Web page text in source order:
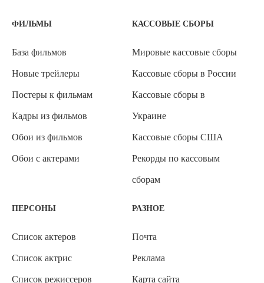
ФИЛЬМЫ
База фильмов
Новые трейлеры
Постеры к фильмам
Кадры из фильмов
Обои из фильмов
Обои с актерами
КАССОВЫЕ СБОРЫ
Мировые кассовые сборы
Кассовые сборы в России
Кассовые сборы в
Украине
Кассовые сборы США
Рекорды по кассовым
сборам
ПЕРСОНЫ
Список актеров
Список актрис
Список режиссеров
РАЗНОЕ
Почта
Реклама
Карта сайта